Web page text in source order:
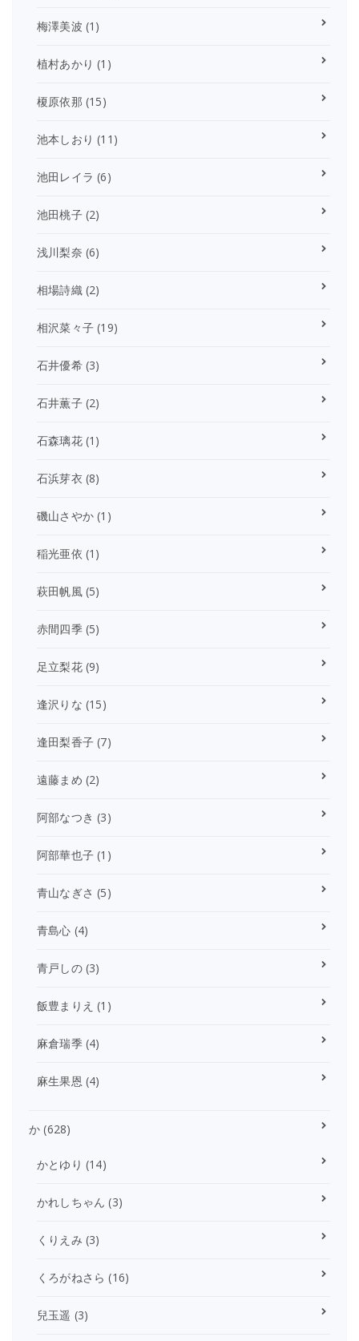
梅澤美波 (1)
植村あかり (1)
榎原依那 (15)
池本しおり (11)
池田レイラ (6)
池田桃子(2)
浅川梨奈 (6)
相場詩織(2)
相沢菜々子 (19)
石井優希(3)
石井薫子(2)
石森璃花(1)
石浜芽衣 (8)
磯山さやか (1)
稲光亜依 (1)
萩田帆風(5)
赤間四季(5)
足立梨花(9)
逢沢りな (15)
逢田梨香子 (7)
遠藤まめ (2)
阿部なつき (3)
阿部華也子 (1)
青山なぎさ (5)
青島心 (4)
青戸しの(3)
飯豊まりえ (1)
麻倉瑞季(4)
麻生果恩 (4)
か (628)
かとゆり (14)
かれしちゃん (3)
くりえみ (3)
くろがねさら (16)
兒玉遥 (3)